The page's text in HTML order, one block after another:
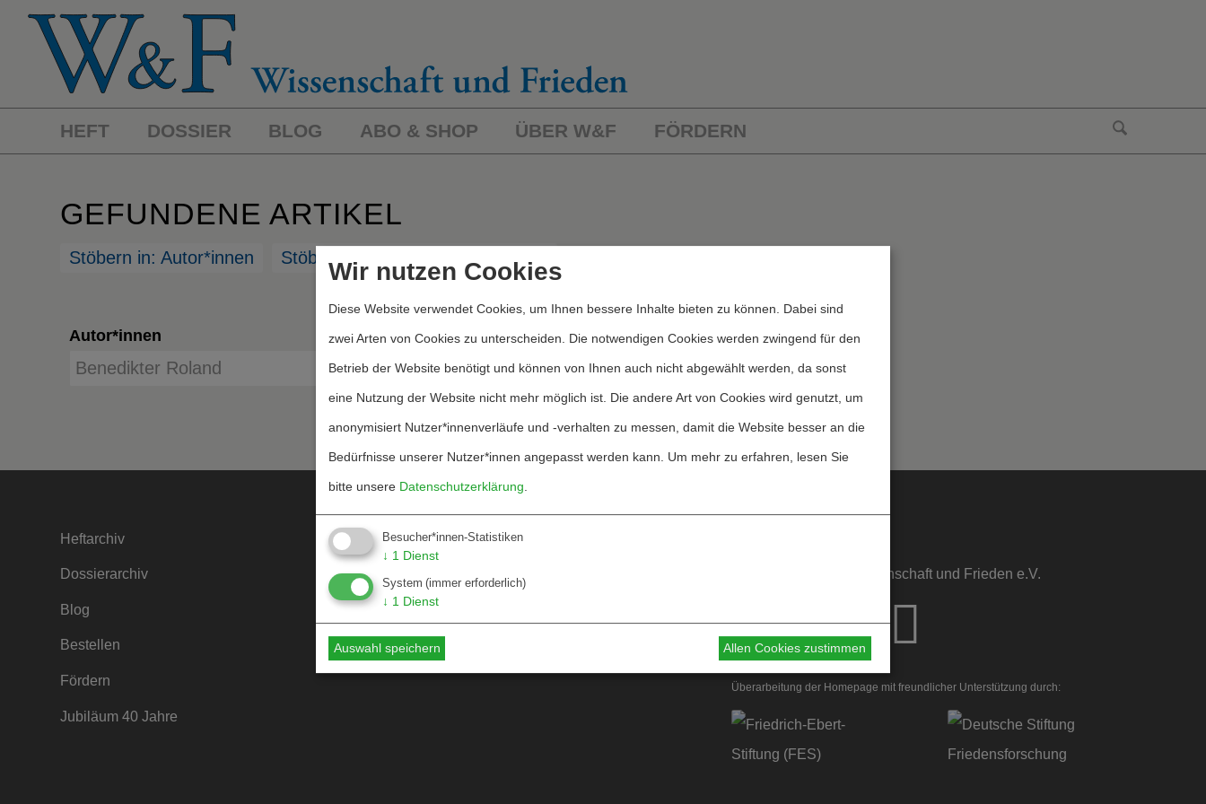
HEFT DOSSIER BLOG ABO & SHOP ÜBER W&F FÖRDERN
GEFUNDENE ARTIKEL
Stöbern in: Autor*innen Stöbern in: Stichworte/Kategorien
Autor*innen Kategorien
Heftarchiv
Dossierarchiv
Blog
Bestellen
Fördern
Jubiläum 40 Jahre
Kontakt
Mediadaten
Hinweise für Autor*innen
Hinweise für Dossiers
Informationsstelle Wissenschaft und Frieden e.V.
Überarbeitung der Homepage mit freundlicher Unterstützung durch:
Wir nutzen Cookies
Diese Website verwendet Cookies, um Ihnen bessere Inhalte bieten zu können. Dabei sind
zwei Arten von Cookies zu unterscheiden. Die notwendigen Cookies werden zwingend für den
Betrieb der Website benötigt und können von Ihnen auch nicht abgewählt werden, da sonst
eine Nutzung der Website nicht mehr möglich ist. Die andere Art von Cookies wird genutzt, um
anonymisiert Nutzer*innenverläufe und -verhalten zu messen, damit die Website besser an die
Bedürfnisse unserer Nutzer*innen angepasst werden kann. Um mehr zu erfahren, lesen Sie
bitte unsere Datenschutzerklärung
Besucher*innen-Statistiken
↓ 1 Dienst
System (immer erforderlich)
↓ 1 Dienst
Auswahl speichern Allen Cookies zustimmen